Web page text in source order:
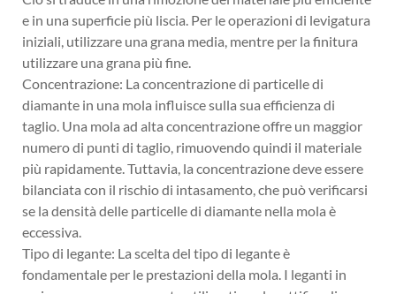
e in una superficie più liscia. Per le operazioni di levigatura
iniziali, utilizzare una grana media, mentre per la finitura
utilizzare una grana più fine.
Concentrazione: La concentrazione di particelle di
diamante in una mola influisce sulla sua efficienza di
taglio. Una mola ad alta concentrazione offre un maggior
numero di punti di taglio, rimuovendo quindi il materiale
più rapidamente. Tuttavia, la concentrazione deve essere
bilanciata con il rischio di intasamento, che può verificarsi
se la densità delle particelle di diamante nella mola è
eccessiva.
Tipo di legante: La scelta del tipo di legante è
fondamentale per le prestazioni della mola. I leganti in